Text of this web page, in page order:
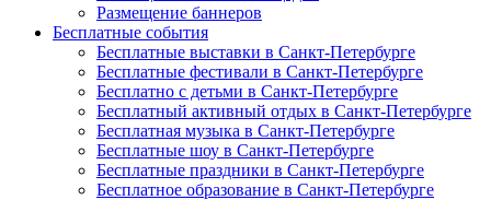
Размещение баннеров
Бесплатные события
Бесплатные выставки в Санкт-Петербурге
Бесплатные фестивали в Санкт-Петербурге
Бесплатно с детьми в Санкт-Петербурге
Бесплатный активный отдых в Санкт-Петербурге
Бесплатная музыка в Санкт-Петербурге
Бесплатные шоу в Санкт-Петербурге
Бесплатные праздники в Санкт-Петербурге
Бесплатное образование в Санкт-Петербурге